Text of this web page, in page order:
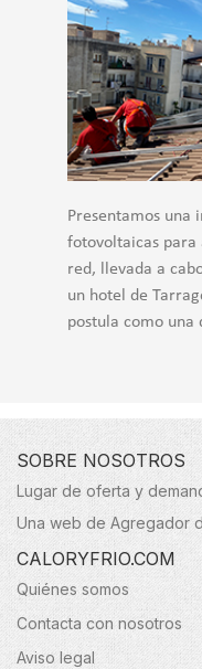
Presentamos una
fotovoltaicas para
red, llevada a
un hotel de
postula como una
SOBRE NOSOTROS
Lugar de oferta y
Una web de Agregador
CALORYFRIO.COM
Quiénes somos
Contacta con nosotros
Aviso legal